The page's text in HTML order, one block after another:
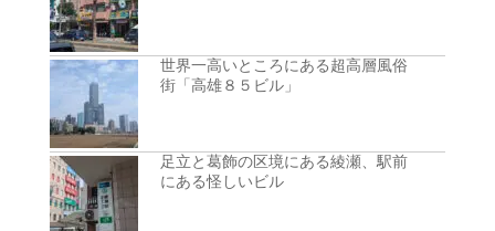
世界一高いところにある超高層風俗
街「高雄８５ビル」
足立と葛飾の区境にある綾瀬、駅前
にある怪しいビル